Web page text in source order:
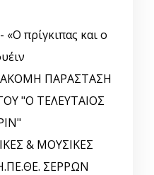
πρίγκιπας και ο
ΠΑΡΑΣΤΑΣΗ
"Ο ΤΕΛΕΥΤΑΙΟΣ
& ΜΟΥΣΙΚΕΣ
ΣΕΡΡΩΝ